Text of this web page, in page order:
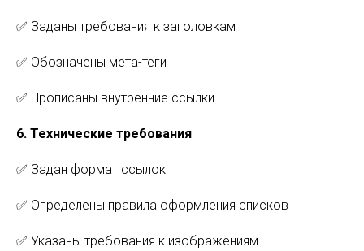
✅ Заданы требования к заголовкам
✅ Обозначены мета-теги
✅ Прописаны внутренние ссылки
6. Технические требования
✅ Задан формат ссылок
✅ Определены правила оформления списков
✅ Указаны требования к изображениям